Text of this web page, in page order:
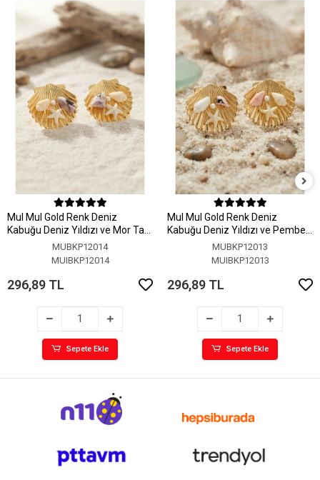
MuI MuI Gold Renk Deniz
Kabuğu Deniz Yıldızı ve Mor Taş
Detaylı KüpeMUBKP12014
MUIBKP12014
296,89 TL
Sepete Ekle
MuI MuI Gold Renk Deniz
Kabuğu Deniz Yıldızı ve Pembe
Taş Detaylı Küpe
MUBKP12013
MUIBKP12013
296,89 TL
Sepete Ekle